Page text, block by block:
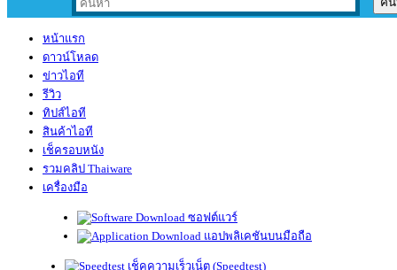
หน้าแรก
ดาวน์โหลด
ข่าวไอที
รีวิว
ทิปส์ไอที
สินค้าไอที
เช็ครอบหนัง
รวมคลิป Thaiware
เครื่องมือ
ซอฟต์แวร์
แอปพลิเคชันบนมือถือ
เช็คความเร็วเน็ต (Speedtest)